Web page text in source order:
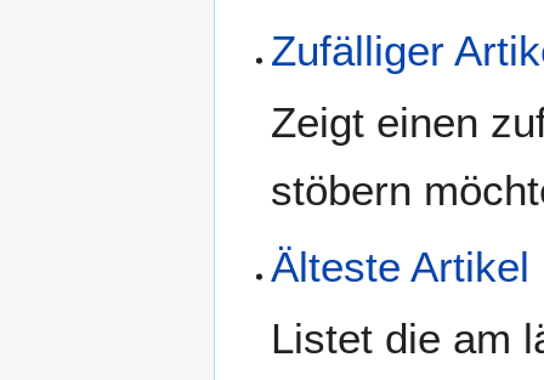
Zufälliger
Zeigt einen
stöbern
Älteste Artikel
Listet die am